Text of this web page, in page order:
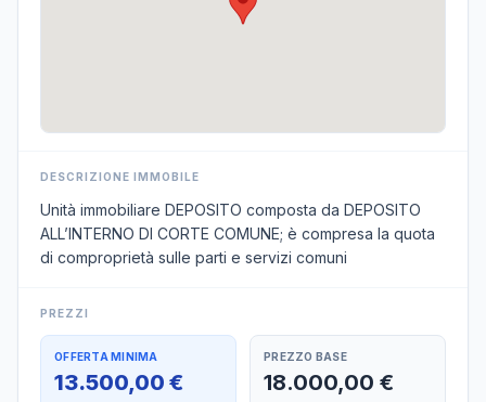
DESCRIZIONE IMMOBILE
Unità immobiliare DEPOSITO composta da DEPOSITO
ALL’INTERNO DI CORTE COMUNE; è compresa la quota
di comproprietà sulle parti e servizi comuni
PREZZI
OFFERTA MINIMA
13.500,00 €
PREZZO BASE
18.000,00 €